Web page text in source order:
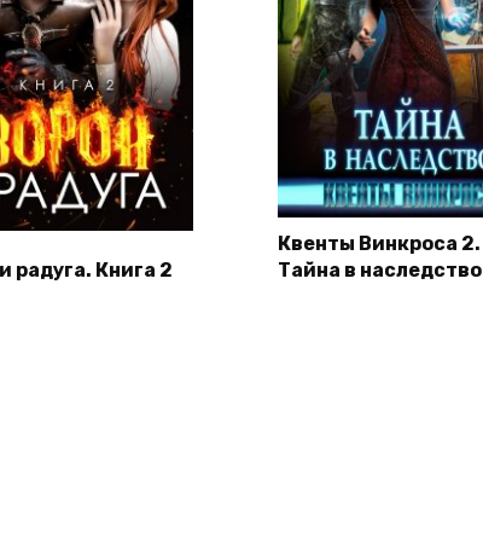
радуга. Книга 2
Квенты Винкроса 2.
Тайна в наследство